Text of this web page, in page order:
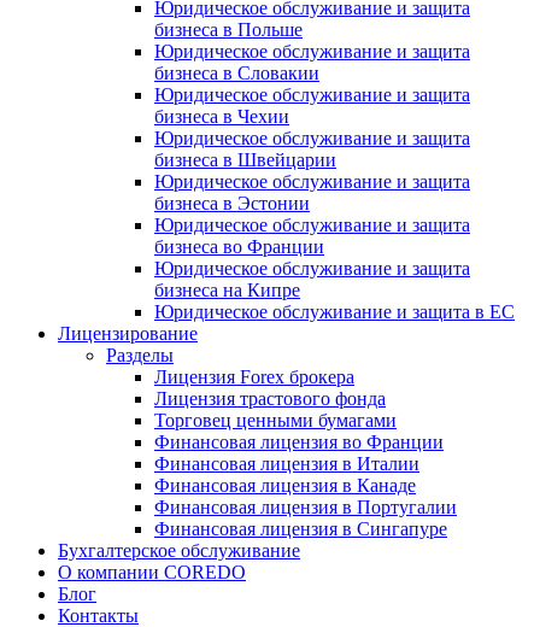
Юридическое обслуживание и защита
бизнеса в Польше
Юридическое обслуживание и защита
бизнеса в Словакии
Юридическое обслуживание и защита
бизнеса в Чехии
Юридическое обслуживание и защита
бизнеса в Швейцарии
Юридическое обслуживание и защита
бизнеса в Эстонии
Юридическое обслуживание и защита
бизнеса во Франции
Юридическое обслуживание и защита
бизнеса на Кипре
Юридическое обслуживание и защита в ЕС
Лицензирование
Разделы
Лицензия Forex брокера
Лицензия трастового фонда
Торговец ценными бумагами
Финансовая лицензия во Франции
Финансовая лицензия в Италии
Финансовая лицензия в Канаде
Финансовая лицензия в Португалии
Финансовая лицензия в Сингапуре
Бухгалтерское обслуживание
О компании COREDO
Блог
Контакты